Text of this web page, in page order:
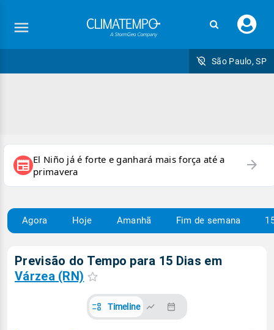
seu
São Paulo, SP
newspaper El Niño já é forte e ganhará mais força até a
primavera
arrow_forward
Agora Hoje Amanhã Fim de semana
Previsão do Tempo para 15 Dias em
Várzea (RN)
Timeline